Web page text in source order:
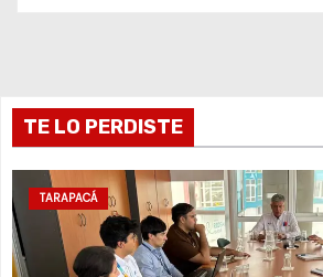
a
d
TE LO PERDISTE
TARAPACÁ